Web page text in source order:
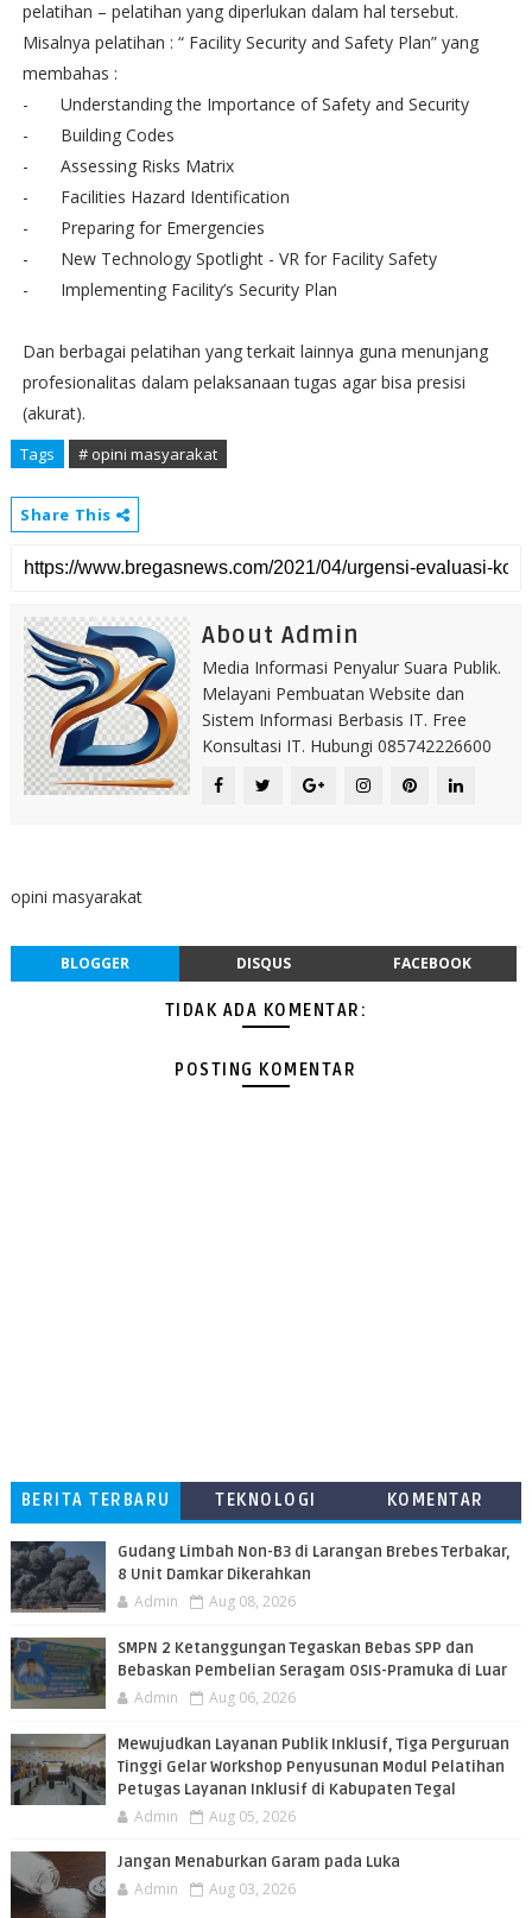
pelatihan – pelatihan yang diperlukan dalam hal tersebut.
Misalnya pelatihan : “ Facility Security and Safety Plan” yang
membahas :
-
Understanding the Importance of Safety and Security
-
Building Codes
-
Assessing Risks Matrix
-
Facilities Hazard Identification
-
Preparing for Emergencies
-
New Technology Spotlight - VR for Facility Safety
-
Implementing Facility’s Security Plan
Dan berbagai pelatihan yang terkait lainnya guna menunjang
profesionalitas dalam pelaksanaan tugas agar bisa presisi
(akurat).
Tags # opini masyarakat
Share This
About Admin
Media Informasi Penyalur Suara Publik.
Melayani Pembuatan Website dan
Sistem Informasi Berbasis IT. Free
Konsultasi IT. Hubungi 085742226600
opini masyarakat
BLOGGER DISQUS FACEBOOK
TIDAK ADA KOMENTAR:
POSTING KOMENTAR
BERITA TERBARU TEKNOLOGI
KOMENTAR
​Gudang Limbah Non-B3 di Larangan Brebes Terbakar,
8 Unit Damkar Dikerahkan
Admin Aug 08, 2026
SMPN 2 Ketanggungan Tegaskan Bebas SPP dan
Bebaskan Pembelian Seragam OSIS-Pramuka di Luar
Admin Aug 06, 2026
​Mewujudkan Layanan Publik Inklusif, Tiga Perguruan
Tinggi Gelar Workshop Penyusunan Modul Pelatihan
Petugas Layanan Inklusif di Kabupaten Tegal
Admin Aug 05, 2026
Jangan Menaburkan Garam pada Luka
Admin Aug 03, 2026